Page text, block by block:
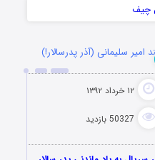
سلیمانی (آذر پدرسالار!)
۱۲ خرداد ۱۳۹۲
50327 بازدید